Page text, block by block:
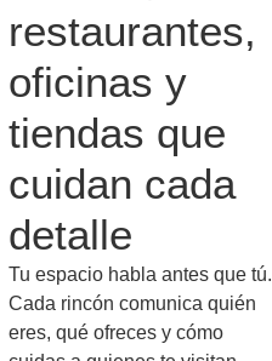
restaurantes,
oficinas y
tiendas que
cuidan cada
detalle
Tu espacio habla antes que tú.
Cada rincón comunica quién
eres, qué ofreces y cómo